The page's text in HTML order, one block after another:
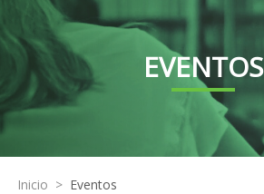
EVENTOS
Inicio > Eventos